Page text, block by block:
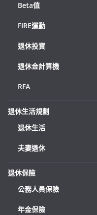
Beta值
FIRE運動
退休投資
退休金計算機
RFA
退休生活規劃
退休生活
夫妻退休
退休保險
公務人員保險
年金保險